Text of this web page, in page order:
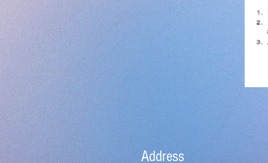
Address